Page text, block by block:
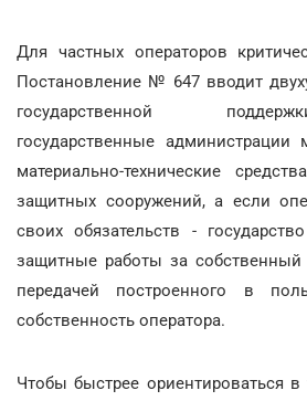
Для частных операторов
Постановление № 647 вводит
государственной
государственные администрации
материально-технические
защитных сооружений, а если
своих обязательств -
защитные работы за
передачей построенного в
собственность оператора.
Чтобы быстрее ориентироваться